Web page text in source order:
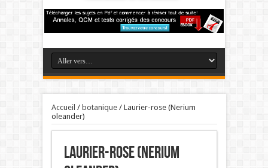
Accueil / botanique/ Laurier-rose (Nerium
oleander)
Laurier-rose (Nerium